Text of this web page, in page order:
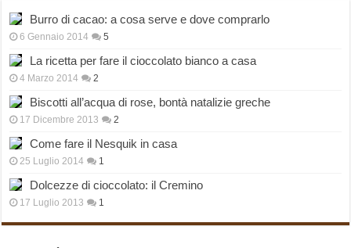
Burro di cacao: a cosa serve e dove comprarlo
6 Gennaio 2014 5
La ricetta per fare il cioccolato bianco a casa
4 Marzo 2014 2
Biscotti all’acqua di rose, bontà natalizie greche
17 Dicembre 2013 2
Come fare il Nesquik in casa
25 Luglio 2014 1
Dolcezze di cioccolato: il Cremino
17 Luglio 2013 1